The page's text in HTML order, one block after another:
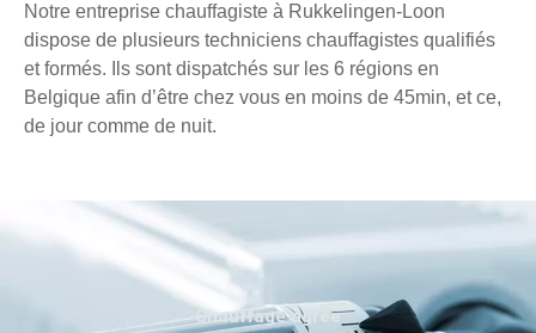
Notre entreprise chauffagiste à Rukkelingen-Loon
dispose de plusieurs techniciens chauffagistes qualifiés
et formés. Ils sont dispatchés sur les 6 régions en
Belgique afin d’être chez vous en moins de 45min, et ce,
de jour comme de nuit.
Chauffage agréé